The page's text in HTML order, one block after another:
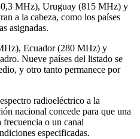
MHz), Uruguay (815 MHz) y
a la cabeza, como los países
asignadas.
Ecuador (280 MHz) y
Nueve países del listado se
y otro tanto permanece por
radioeléctrico a la
nacional concede para que una
o un canal
especificadas.